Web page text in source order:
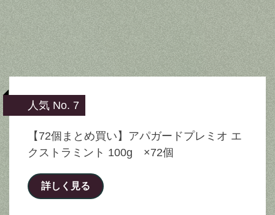
人気 No. 7
【72個まとめ買い】アパガードプレミオ エ
クストラミント 100g ×72個
詳しく見る